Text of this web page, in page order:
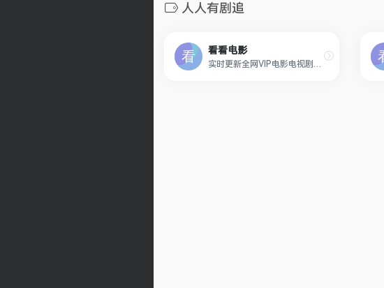
人人有剧追
看看电影
实时更新全网VIP电影电视剧美剧,全站无广告免费在线播放,独家院线电影,无需会员免费看最新VIP视频